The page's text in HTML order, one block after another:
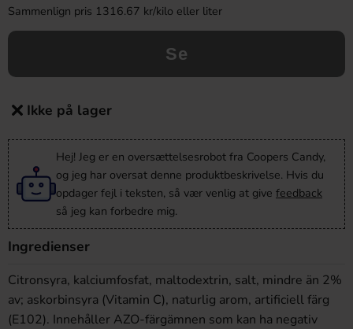
Sammenlign pris 1316.67 kr/kilo eller liter
Se
Ikke på lager
Hej! Jeg er en oversættelsesrobot fra Coopers Candy,
og jeg har oversat denne produktbeskrivelse. Hvis du
opdager fejl i teksten, så vær venlig at give feedback
så jeg kan forbedre mig.
Ingredienser
Citronsyra, kalciumfosfat, maltodextrin, salt, mindre än 2%
av; askorbinsyra (Vitamin C), naturlig arom, artificiell färg
(E102). Innehåller AZO-färgämnen som kan ha negativ